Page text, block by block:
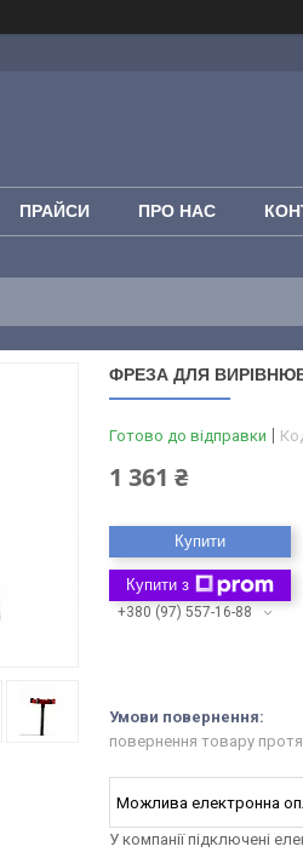
ПРАЙСИ ПРО НАС
ФРЕЗА ДЛЯ
Готово до відправки
1 361 ₴
Купити
Купити з
+380 (97) 557-16-88
повернення товару
У компанії підключені